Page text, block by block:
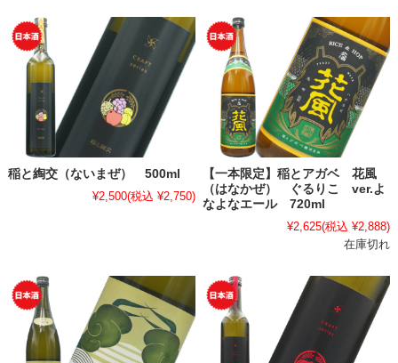
稲と綯交（ないまぜ） 500ml
¥2,500(税込 ¥2,750)
【一本限定】稲とアガベ 花風
（はなかぜ） ぐるりこ ver.よ
なよなエール 720ml
¥2,625(税込 ¥2,888)
在庫切れ